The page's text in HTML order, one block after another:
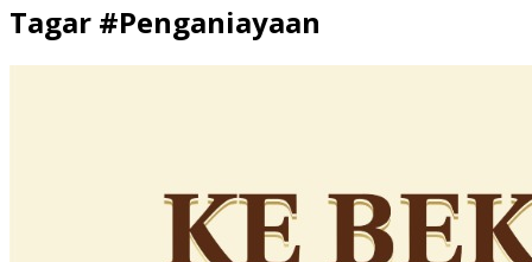
Tagar #Penganiayaan